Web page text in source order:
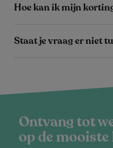
Hoe kan ik mijn
Staat je vraag er niet
Ontvang tot
op de